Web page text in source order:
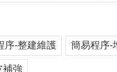
序-整建維護 簡易程序-
補強